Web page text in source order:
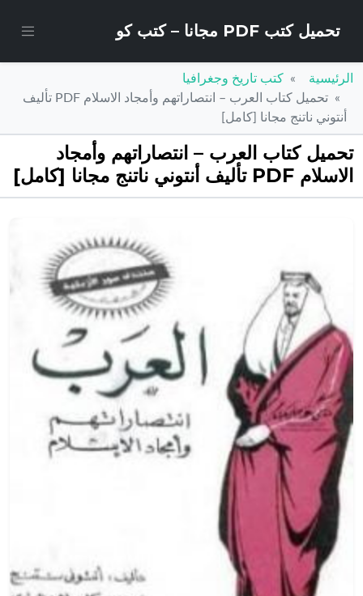
تحميل كتب PDF مجانا – كتب كو
الرئيسية
كتب تاريخ وجغرافيا
تحميل كتاب العرب – انتصاراتهم وأمجاد الاسلام PDF تأليف
أنتوني ناتنج مجانا [كامل]
تحميل كتاب العرب – انتصاراتهم وأمجاد
الاسلام PDF تأليف أنتوني ناتنج مجانا [كامل]